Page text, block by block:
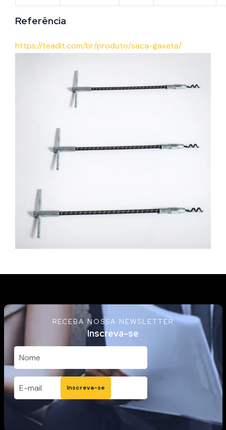
Referência
https://teadit.com/br/produto/saca-gaxeta/
RECEBA NOSSA NEWSLETTER
Inscreva-se
Inscreva-se